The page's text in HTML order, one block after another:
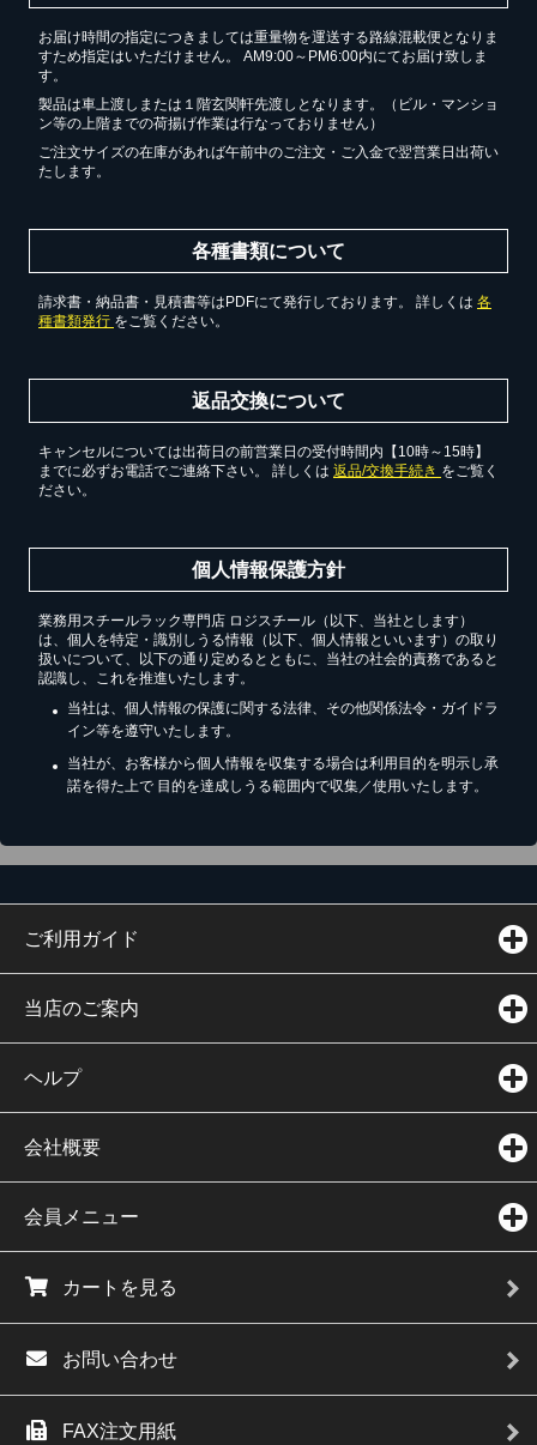
お届け時間の指定につきましては重量物を運送する路線混載便となりま
すため指定はいただけません。 AM9:00～PM6:00内にてお届け致しま
す。
製品は車上渡しまたは１階玄関軒先渡しとなります。（ビル・マンショ
ン等の上階までの荷揚げ作業は行なっておりません）
ご注文サイズの在庫があれば午前中のご注文・ご入金で翌営業日出荷い
たします。
各種書類について
請求書・納品書・見積書等はPDFにて発行しております。 詳しくは 各
種書類発行 をご覧ください。
返品交換について
キャンセルについては出荷日の前営業日の受付時間内【10時～15時】
までに必ずお電話でご連絡下さい。 詳しくは 返品/交換手続き をご覧く
ださい。
個人情報保護方針
業務用スチールラック専門店 ロジスチール（以下、当社とします）
は、個人を特定・識別しうる情報（以下、個人情報といいます）の取り
扱いについて、以下の通り定めるとともに、当社の社会的責務であると
認識し、これを推進いたします。
当社は、個人情報の保護に関する法律、その他関係法令・ガイドラ
イン等を遵守いたします。
当社が、お客様から個人情報を収集する場合は利用目的を明示し承
諾を得た上で 目的を達成しうる範囲内で収集／使用いたします。
ご利用ガイド
当店のご案内
ヘルプ
会社概要
会員メニュー
カートを見る
お問い合わせ
FAX注文用紙